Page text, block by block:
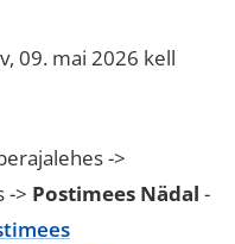
09. mai 2026 kell
->
-> Postimees Nädal -